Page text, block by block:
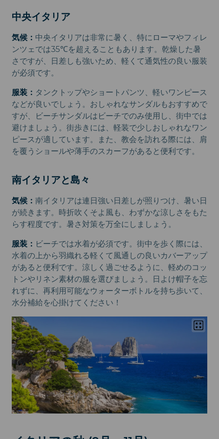
中央イタリア
気候： 中央イタリアは非常に暑く、特にローマやフィレ
ンツェでは35℃を超えることもあります。乾燥した暑
さですが、日差しも強いため、軽くて通気性の良い服装
が必須です。
服装： タンクトップやショートパンツ、軽いワンピース
などが良いでしょう。おしゃれなサンダルもおすすめで
すが、ビーチサンダルはビーチでのみ使用し、街中では
避けましょう。街歩きには、軽装で少しおしゃれなワン
ピースが適しています。また、教会を訪れる際には、肩
を覆うショールや薄手のスカーフがあると便利です。
南イタリアと島々
気候： 南イタリアは連日強い日差しが照りつけ、暑い日
が続きます。時折吹くそよ風も、わずかな涼しさをもた
らす程度です。暑さ対策を万全にしましょう。
服装： ビーチでは水着が必須です。街中を歩く際には、
水着の上から羽織れる軽くて風通しの良いカバーアップ
があると便利です。涼しく過ごせるように、軽めのコッ
トンやリネン素材の服を選びましょう。日よけ帽子を忘
れずに、再利用可能なウォーターボトルを持ち歩いて、
水分補給を心掛けてください！